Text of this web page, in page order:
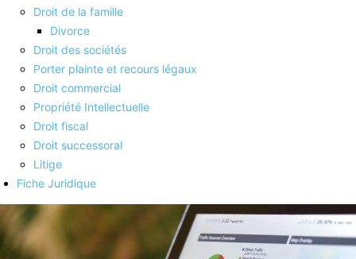
Droit de la famille
Divorce
Droit des sociétés
Porter plainte et recours légaux
Droit commercial
Propriété Intellectuelle
Droit fiscal
Droit successoral
Litige
Fiche Juridique